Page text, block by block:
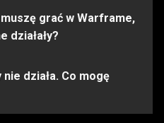
grać w Warframe,
działały?
zalogowany na konto
działa. Co mogę
dalszą pomoc, prosimy